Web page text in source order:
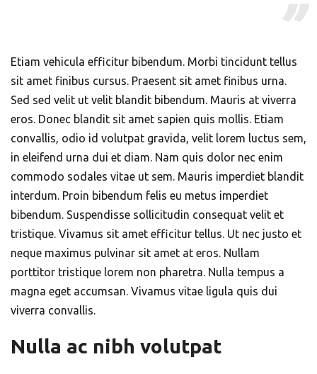
Etiam vehicula efficitur bibendum. Morbi tincidunt tellus
sit amet finibus cursus. Praesent sit amet finibus urna.
Sed sed velit ut velit blandit bibendum. Mauris at viverra
eros. Donec blandit sit amet sapien quis mollis. Etiam
convallis, odio id volutpat gravida, velit lorem luctus sem,
in eleifend urna dui et diam. Nam quis dolor nec enim
commodo sodales vitae ut sem. Mauris imperdiet blandit
interdum. Proin bibendum felis eu metus imperdiet
bibendum. Suspendisse sollicitudin consequat velit et
tristique. Vivamus sit amet efficitur tellus. Ut nec justo et
neque maximus pulvinar sit amet at eros. Nullam
porttitor tristique lorem non pharetra. Nulla tempus a
magna eget accumsan. Vivamus vitae ligula quis dui
viverra convallis.
Nulla ac nibh volutpat